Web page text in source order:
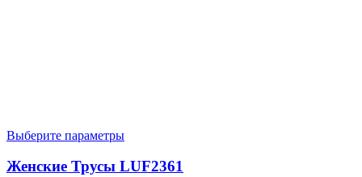
Выберите параметры
Женские Трусы LUF2361